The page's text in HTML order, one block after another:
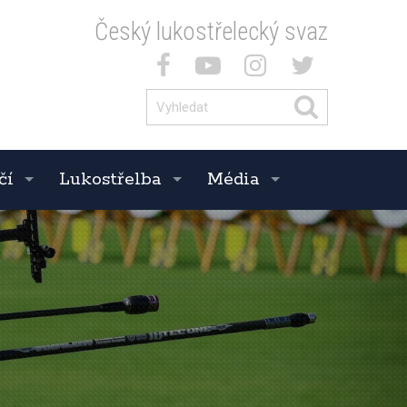
Český lukostřelecký svaz
Lukostřelba Média